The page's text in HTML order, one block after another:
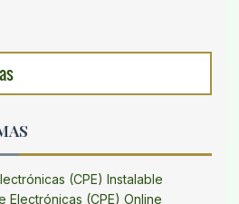
(CPE) Instalable
Electrónicas (CPE) Online